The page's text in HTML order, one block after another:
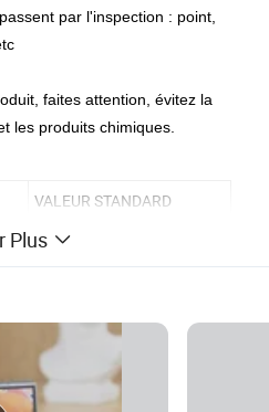
par l'inspection : point,
faites attention, évitez la
les produits chimiques.
VALEUR STANDARD
Papier électronique
202.8*270.4 mm
1000-1500
1600*1200 pixels
Plus